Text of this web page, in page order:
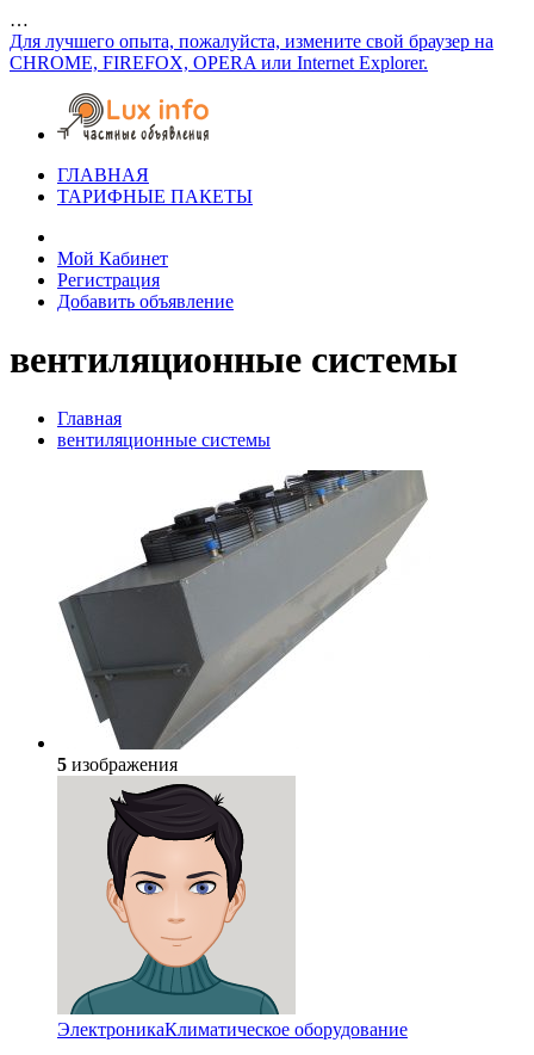
…
Для лучшего опыта, пожалуйста, измените свой браузер на
CHROME, FIREFOX, OPERA или Internet Explorer.
ГЛАВНАЯ
ТАРИФНЫЕ ПАКЕТЫ
Мой Кабинет
Регистрация
Добавить объявление
вентиляционные системы
Главная
вентиляционные системы
5 изображения
ЭлектроникаКлиматическое оборудование